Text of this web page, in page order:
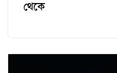
থেকে